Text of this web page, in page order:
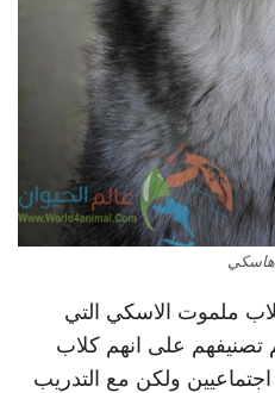
ملموت الاسكي التي
تصنيفهم على انهم كلاب
ولكن مع التدريب